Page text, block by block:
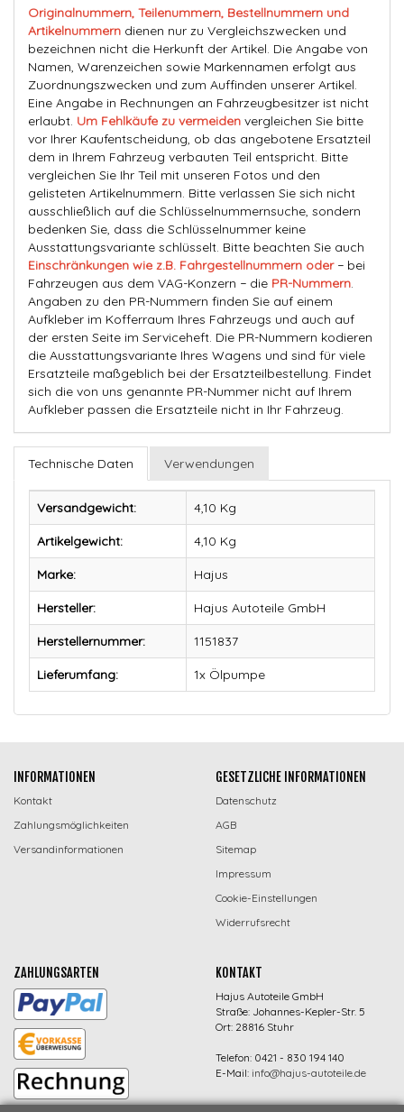
Originalnummern, Teilenummern, Bestellnummern und
Artikelnummern dienen nur zu Vergleichszwecken und
bezeichnen nicht die Herkunft der Artikel. Die Angabe von
Namen, Warenzeichen sowie Markennamen erfolgt aus
Zuordnungszwecken und zum Auffinden unserer Artikel.
Eine Angabe in Rechnungen an Fahrzeugbesitzer ist nicht
erlaubt. Um Fehlkäufe zu vermeiden vergleichen Sie bitte
vor Ihrer Kaufentscheidung, ob das angebotene Ersatzteil
dem in Ihrem Fahrzeug verbauten Teil entspricht. Bitte
vergleichen Sie Ihr Teil mit unseren Fotos und den
gelisteten Artikelnummern. Bitte verlassen Sie sich nicht
ausschließlich auf die Schlüsselnummernsuche, sondern
bedenken Sie, dass die Schlüsselnummer keine
Ausstattungsvariante schlüsselt. Bitte beachten Sie auch
Einschränkungen wie z.B. Fahrgestellnummern oder− bei
Fahrzeugen aus dem VAG-Konzern − die PR-Nummern
Angaben zu den PR-Nummern finden Sie auf einem
Aufkleber im Kofferraum Ihres Fahrzeugs und auch auf
der ersten Seite im Serviceheft. Die PR-Nummern kodieren
die Ausstattungsvariante Ihres Wagens und sind für viele
Ersatzteile maßgeblich bei der Ersatzteilbestellung. Findet
sich die von uns genannte PR-Nummer nicht auf Ihrem
Aufkleber passen die Ersatzteile nicht in Ihr Fahrzeug.
Technische Daten Verwendungen
Versandgewicht: 4,10 Kg
Artikelgewicht: 4,10 Kg
Marke: Hajus
Hersteller: Hajus Autoteile GmbH
Herstellernummer: 1151837
Lieferumfang: 1x Ölpumpe
INFORMATIONEN
Kontakt
Zahlungsmöglichkeiten
Versandinformationen
GESETZLICHE INFORMATIONEN
Datenschutz
AGB
Sitemap
Impressum
Cookie-Einstellungen
Widerrufsrecht
ZAHLUNGSARTEN KONTAKT
Hajus Autoteile GmbH
Straße: Johannes-Kepler-Str. 5
Ort: 28816 Stuhr
Telefon: 0421 - 830 194 140
E-Mail: info@hajus-autoteile.de